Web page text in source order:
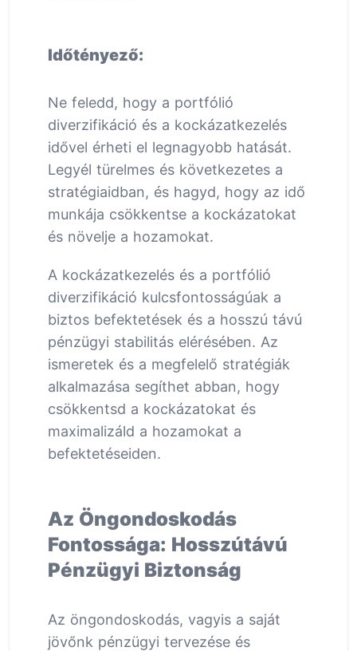
Időtényező:
Ne feledd, hogy a portfólió
diverzifikáció és a kockázatkezelés
idővel érheti el legnagyobb hatását.
Legyél türelmes és következetes a
stratégiaidban, és hagyd, hogy az idő
munkája csökkentse a kockázatokat
és növelje a hozamokat.
A kockázatkezelés és a portfólió
diverzifikáció kulcsfontosságúak a
biztos befektetések és a hosszú távú
pénzügyi stabilitás elérésében. Az
ismeretek és a megfelelő stratégiák
alkalmazása segíthet abban, hogy
csökkentsd a kockázatokat és
maximalizáld a hozamokat a
befektetéseiden.
Az Öngondoskodás
Fontossága: Hosszútávú
Pénzügyi Biztonság
Az öngondoskodás, vagyis a saját
jövőnk pénzügyi tervezése és